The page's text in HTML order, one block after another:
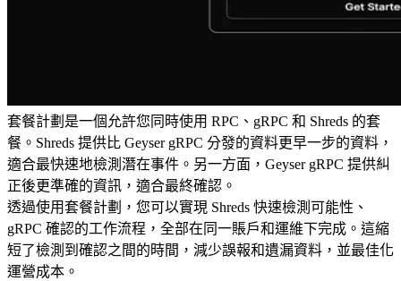
套餐計劃是一個允許您同時使用 RPC、gRPC 和 Shreds 的套
餐。Shreds 提供比 Geyser gRPC 分發的資料更早一步的資料，
適合最快速地檢測潛在事件。另一方面，Geyser gRPC 提供糾
正後更準確的資訊，適合最終確認。
透過使用套餐計劃，您可以實現 Shreds 快速檢測可能性、
gRPC 確認的工作流程，全部在同一賬戶和運維下完成。這縮
短了檢測到確認之間的時間，減少誤報和遺漏資料，並最佳化
運營成本。